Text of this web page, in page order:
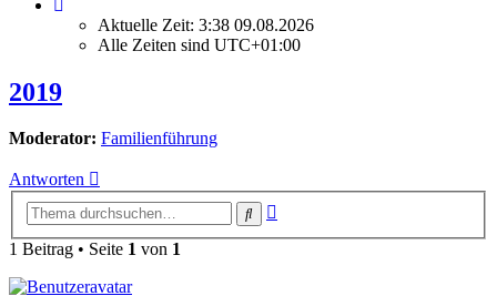
Aktuelle Zeit: 3:38 09.08.2026
Alle Zeiten sind UTC+01:00
2019
Moderator: Familienführung
Antworten
Suche
1 Beitrag • Seite 1 von 1